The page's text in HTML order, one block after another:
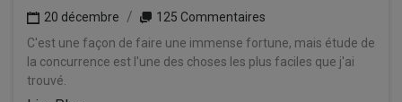
20 décembre
125 Commentaires
C'est une façon de faire une immense fortune, mais étude de
la concurrence est l'une des choses les plus faciles que j'ai
trouvé.